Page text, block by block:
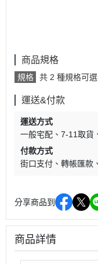
商品規格
規格 共 2 種規格可選
運送&付款
運送方式
一般宅配
7-11取貨
付款方式
街口支付
轉帳匯款
分享商品到
商品詳情